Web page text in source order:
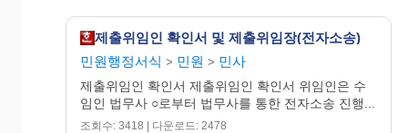
동
산
의
표
[도로명주소] 서울특별시 서
초구 서초대로 88길 10
시멘트 벽돌조 슬래브지붕
2층 주택
제출위임인 확인서 및 제출위임장(전자소송)
민원행정서식 > 민원 > 민사
제출위임인 확인서 제출위임인 확인서 위임인은 수
임인 법무사 ○로부터 법무사를 통한 전자소송 진행...
조회수: 3418 | 다운로드: 2478